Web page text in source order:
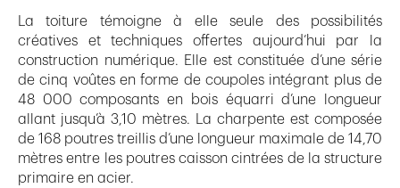
La toiture témoigne à elle seule des possibilités
créatives et techniques offertes aujourd’hui par la
construction numérique. Elle est constituée d’une série
de cinq voûtes en forme de coupoles intégrant plus de
48 000 composants en bois équarri d’une longueur
allant jusqu’à 3,10 mètres. La charpente est composée
de 168 poutres treillis d’une longueur maximale de 14,70
mètres entre les poutres caisson cintrées de la structure
primaire en acier.